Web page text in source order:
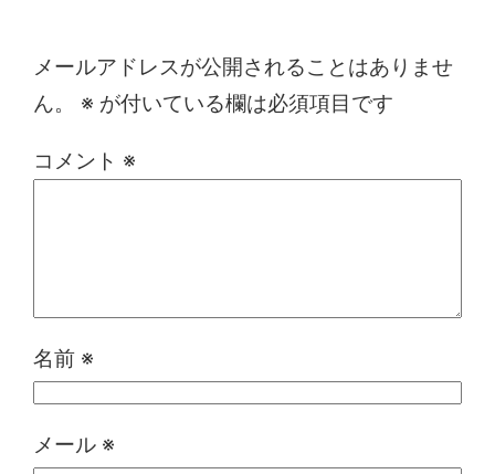
メールアドレスが公開されることはありませ
ん。
※ が付いている欄は必須項目です
コメント ※
名前 ※
メール ※